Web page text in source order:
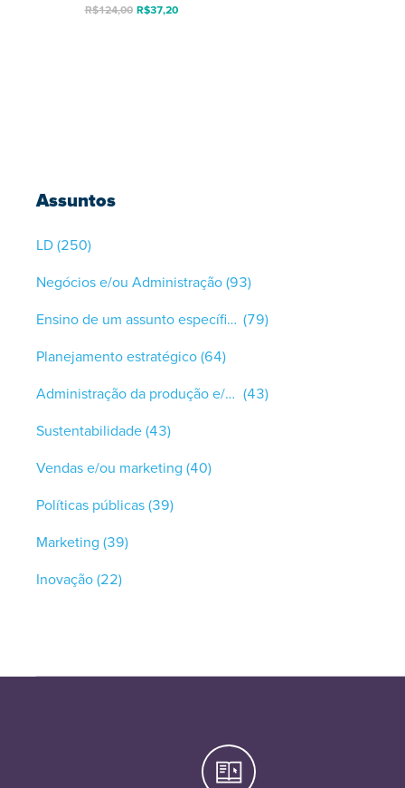
Assuntos
LD(250)
Negócios e/ou Administração(93)
Ensino de um assunto específico (79)
Planejamento estratégico(64)
Administração da produção e/ou controle de qualidade (43)
Sustentabilidade(43)
Vendas e/ou marketing (40)
Políticas públicas(39)
Marketing (39)
Inovação(22)
R$124,00 R$37,20